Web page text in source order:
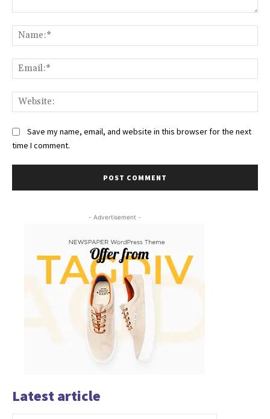
Save my name, email, and website in this browser for the next
time I comment.
- Advertisement -
Latest article